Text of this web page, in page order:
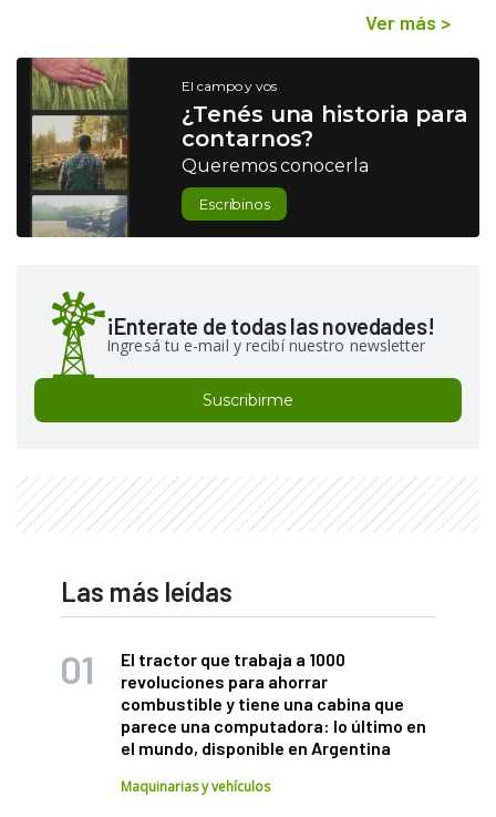
Ver más >
El campo y vos
¿Tenés una historia para
contarnos?
Queremos conocerla
Escribinos
¡Enterate de todas las novedades!
Ingresá tu e-mail y recibí nuestro newsletter
Suscribirme
Las más leídas
El tractor que trabaja a 1000
revoluciones para ahorrar
combustible y tiene una cabina que
parece una computadora: lo último en
el mundo, disponible en Argentina
Maquinarias y vehículos